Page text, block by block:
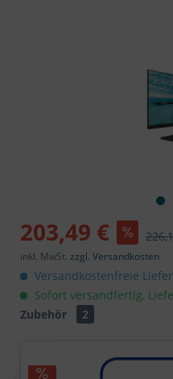
203,49 €
inkl. MwSt. zzgl. Versandkosten
Versandkostenfreie
Sofort versandfertig,
Zubehör
2